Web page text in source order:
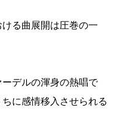
る曲展開は圧巻の一
デルの渾身の熱唱で
に感情移入させられる